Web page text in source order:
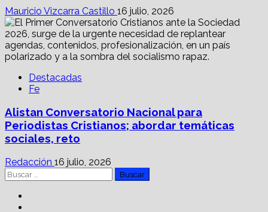
Mauricio Vizcarra Castillo 16 julio, 2026
Destacadas
Fe
Alistan Conversatorio Nacional para
Periodistas Cristianos; abordar temáticas
sociales, reto
Redacción 16 julio, 2026
Buscar: